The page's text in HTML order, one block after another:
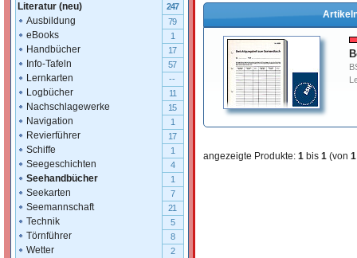
angezeigte Produkte: 1 bis 1 (von 1
Literatur (neu) 247
Ausbildung 79
eBooks 1
Handbücher 17
Info-Tafeln 57
Lernkarten --
Logbücher 11
Nachschlagewerke 15
Navigation 1
Revierführer 17
Schiffe 1
Seegeschichten 4
Seehandbücher 1
Seekarten 7
Seemannschaft 21
Technik 5
Törnführer 8
Wetter 2